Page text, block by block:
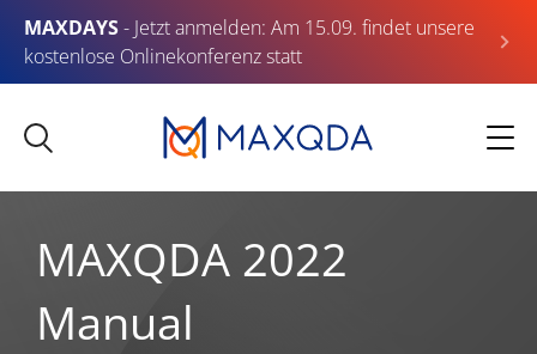
MAXDAYS- Jetzt anmelden: Am 15.09. findet unsere
kostenlose Onlinekonferenz statt
MAXQDA 2022
Manual